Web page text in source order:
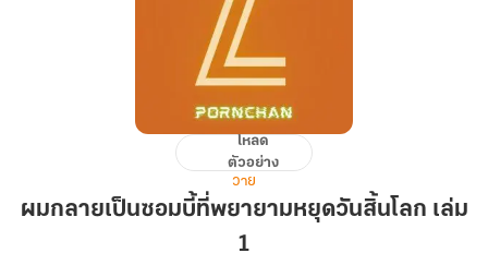
เป็น
โหลด
ตัวอย่าง
วาย
ผมกลายเป็นซอมบี้ที่พยายามหยุดวันสิ้นโลก เล่ม
1